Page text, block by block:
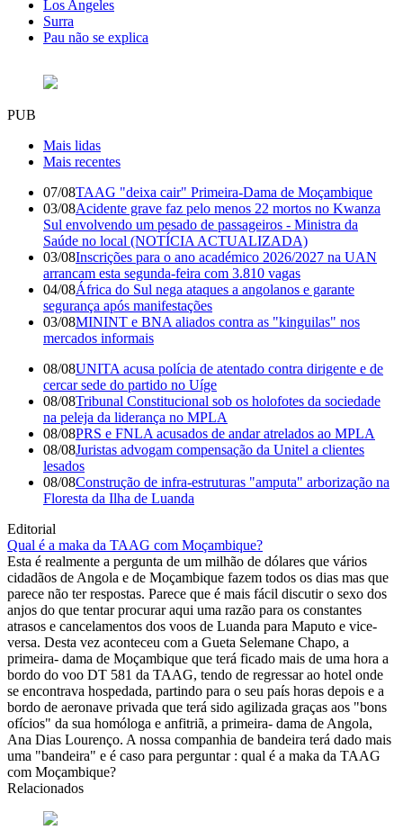
Los Angeles
Surra
Pau não se explica
PUB
Mais lidas
Mais recentes
07/08TAAG "deixa cair" Primeira-Dama de Moçambique
03/08Acidente grave faz pelo menos 22 mortos no Kwanza
Sul envolvendo um pesado de passageiros - Ministra da
Saúde no local (NOTÍCIA ACTUALIZADA)
03/08Inscrições para o ano académico 2026/2027 na UAN
arrancam esta segunda-feira com 3.810 vagas
04/08África do Sul nega ataques a angolanos e garante
segurança após manifestações
03/08MININT e BNA aliados contra as "kinguilas" nos
mercados informais
08/08UNITA acusa polícia de atentado contra dirigente e de
cercar sede do partido no Uíge
08/08Tribunal Constitucional sob os holofotes da sociedade
na peleja da liderança no MPLA
08/08PRS e FNLA acusados de andar atrelados ao MPLA
08/08Juristas advogam compensação da Unitel a clientes
lesados
08/08Construção de infra-estruturas "amputa" arborização na
Floresta da Ilha de Luanda
Editorial
Qual é a maka da TAAG com Moçambique?
Esta é realmente a pergunta de um milhão de dólares que vários
cidadãos de Angola e de Moçambique fazem todos os dias mas que
parece não ter respostas. Parece que é mais fácil discutir o sexo dos
anjos do que tentar procurar aqui uma razão para os constantes
atrasos e cancelamentos dos voos de Luanda para Maputo e vice-
versa. Desta vez aconteceu com a Gueta Selemane Chapo, a
primeira- dama de Moçambique que terá ficado mais de uma hora a
bordo do voo DT 581 da TAAG, tendo de regressar ao hotel onde
se encontrava hospedada, partindo para o seu país horas depois e a
bordo de aeronave privada que terá sido agilizada graças aos "bons
ofícios" da sua homóloga e anfitriã, a primeira- dama de Angola,
Ana Dias Lourenço. A nossa companhia de bandeira terá dado mais
uma "bandeira" e é caso para perguntar : qual é a maka da TAAG
com Moçambique?
Relacionados